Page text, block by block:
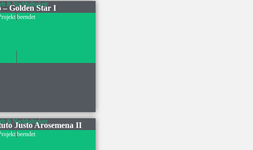
& Nachhaltigkeit
– Golden Star I
beendet
& Nachhaltigkeit
Justo Arosemena II
beendet